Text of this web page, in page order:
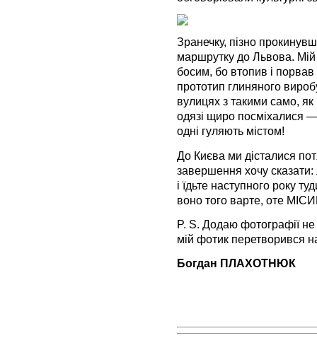
Зранечку, пізно
маршрутку до Львова.
босим, бо втопив і порвав
прототип глиняного
вулицях з такими само,
одязі щиро посміхалися
одні гуляють містом!
До Києва ми дісталися
завершення хочу
і їдьте наступного року
воно того варте, оте
P. S. Додаю фотографії не
мій фотик перетворився
Богдан ПЛАХОТНЮК